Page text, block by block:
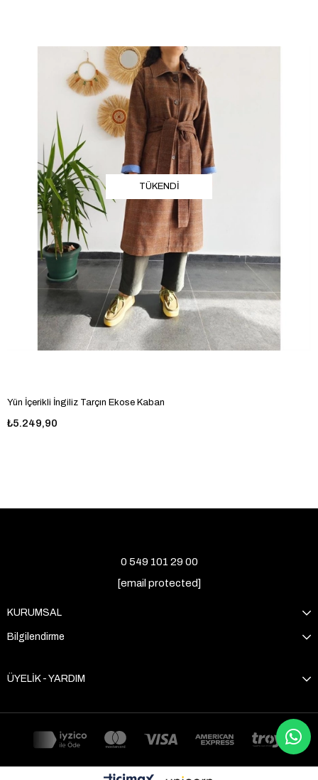
TÜKENDI
Yün İçerikli İngiliz Tarçın Ekose Kaban
₺5.249,90
0 549 101 29 00
[email protected]
KURUMSAL
Bilgilendirme
ÜYELİK - YARDIM